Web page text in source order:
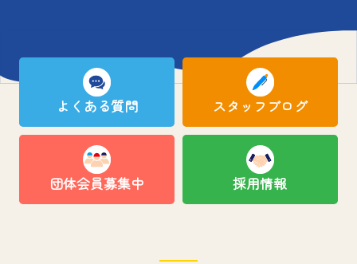
よくある質問 スタッフブログ
団体会員募集中 採用情報